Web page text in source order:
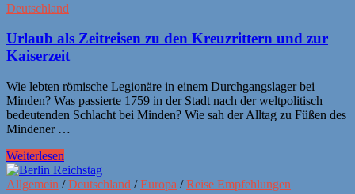
Deutschland
Urlaub als Zeitreisen zu den Kreuzrittern und zur
Kaiserzeit
Wie lebten römische Legionäre in einem Durchgangslager bei
Minden? Was passierte 1759 in der Stadt nach der weltpolitisch
bedeutenden Schlacht bei Minden? Wie sah der Alltag zu Füßen des
Mindener …
Weiterlesen
Allgemein /Deutschland /Europa /Reise Empfehlungen